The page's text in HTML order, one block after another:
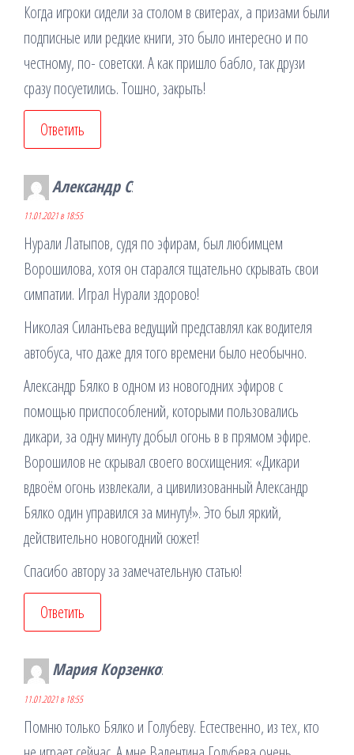
Когда игроки сидели за столом в свитерах, а призами были
подписные или редкие книги, это было интересно и по
честному, по- советски. А как пришло бабло, так друзи
сразу посуетились. Тошно, закрыть!
Ответить
Александр С:
11.01.2021 в 18:55
Нурали Латыпов, судя по эфирам, был любимцем
Ворошилова, хотя он старался тщательно скрывать свои
симпатии. Играл Нурали здорово!
Николая Силантьева ведущий представлял как водителя
автобуса, что даже для того времени было необычно.
Александр Бялко в одном из новогодних эфиров с
помощью приспособлений, которыми пользовались
дикари, за одну минуту добыл огонь в в прямом эфире.
Ворошилов не скрывал своего восхищения: «Дикари
вдвоём огонь извлекали, а цивилизованный Александр
Бялко один управился за минуту!». Это был яркий,
действительно новогодний сюжет!
Спасибо автору за замечательную статью!
Ответить
Мария Корзенко:
11.01.2021 в 18:55
Помню только Бялко и Голубеву. Естественно, из тех, кто